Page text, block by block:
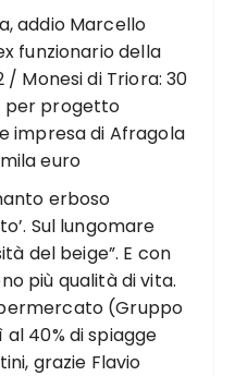
addio Marcello
funzionario della
/ Monesi di Triora: 30
per progetto
impresa di Afragola
euro
erboso
Sul lungomare
del beige”. E con
più qualità di vita.
(Gruppo
40% di spiagge
grazie Flavio